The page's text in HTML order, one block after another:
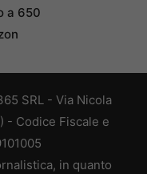
a 650
SRL - Via Nicola
- Codice Fiscale e
in quanto